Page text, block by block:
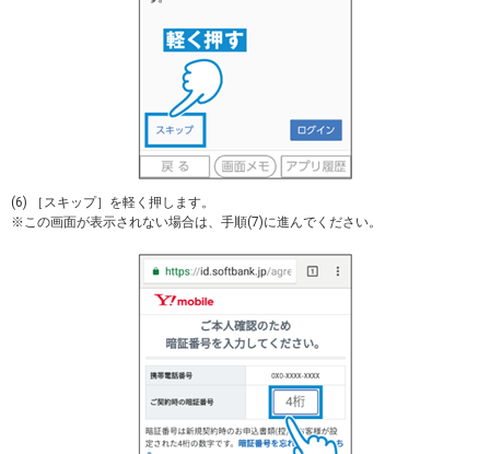
(6) ［スキップ］を軽く押します。
※この画面が表示されない場合は、手順(7)に進んでください。